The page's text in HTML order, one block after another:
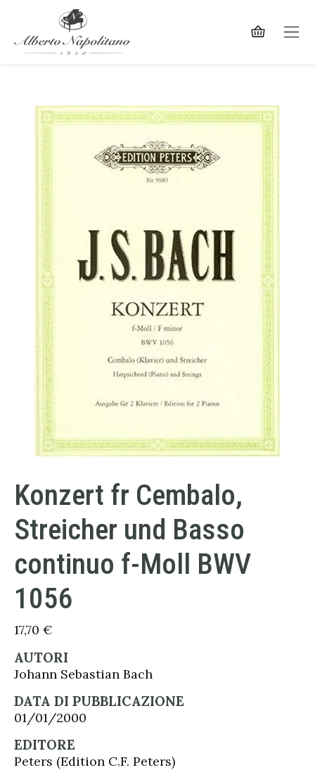
Konzert fr Cembalo,
Streicher und Basso
continuo f-Moll BWV
1056
17,70 €
AUTORI
Johann Sebastian Bach
DATA DI PUBBLICAZIONE
01/01/2000
EDITORE
Peters (Edition C.F. Peters)